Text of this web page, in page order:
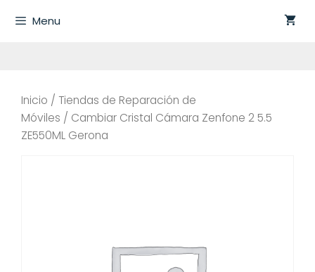
Menu
Inicio / Tiendas de Reparación de
Móviles / Cambiar Cristal Cámara Zenfone 2 5.5
ZE550ML Gerona